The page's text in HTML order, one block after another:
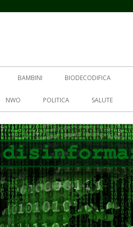
BAMBINI BIODECODIFICA
NWO POLITICA SALUTE